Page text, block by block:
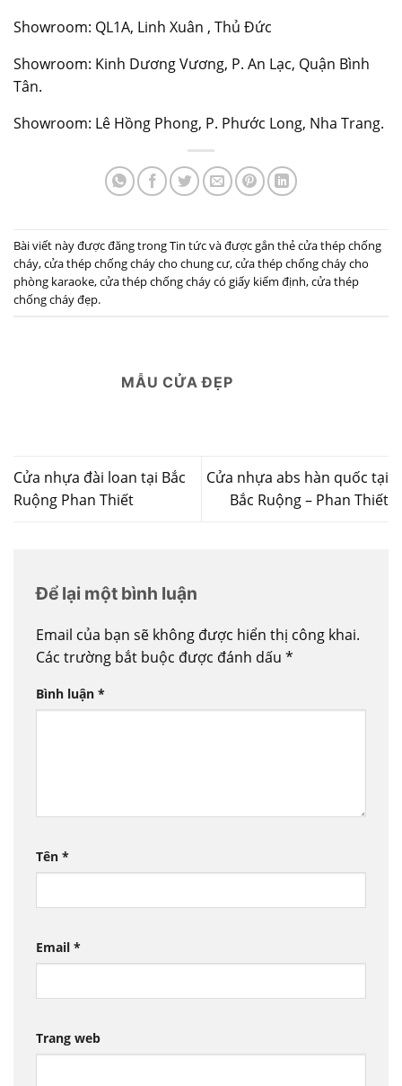
Showroom: QL1A, Linh Xuân , Thủ Đức
Showroom: Kinh Dương Vương, P. An Lạc, Quận Bình
Tân.
Showroom: Lê Hồng Phong, P. Phước Long, Nha Trang.
Bài viết này được đăng trongTin tứcvà được gắn thẻcửa thép chống
cháy,cửa thép chống cháy cho chung cư,cửa thép chống cháy cho
phòng karaoke,cửa thép chống cháy có giấy kiểm định,cửa thép
chống cháy đẹp.
MẪU CỬA ĐẸP
Cửa nhựa đài loan tại Bắc
Ruộng Phan Thiết
Cửa nhựa abs hàn quốc tại
Bắc Ruộng – Phan Thiết
Để lại một bình luận
Email của bạn sẽ không được hiển thị công khai.
Các trường bắt buộc được đánh dấu *
Bình luận *
Tên *
Email *
Trang web